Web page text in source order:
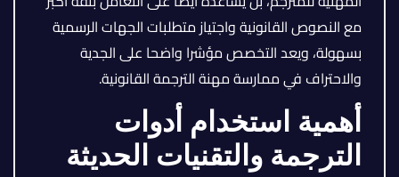
مع النصوص القانونية واجتياز متطلبات الجهات الرسمية
بسهولة، ويعد التخصص مؤشرا واضحا على الجدية
والاحتراف في ممارسة مهنة الترجمة القانونية.
أهمية استخدام أدوات
الترجمة والتقنيات الحديثة